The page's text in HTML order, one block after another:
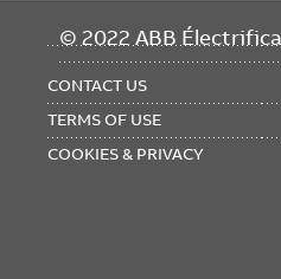
© 2022 ABB
FOOTER
CONTACT US
TERMS OF USE
COOKIES & PRIVACY